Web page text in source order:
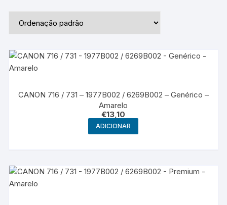
CANON 716 / 731 – 1977B002 / 6269B002 – Genérico –
Amarelo
€13,10
ADICIONAR